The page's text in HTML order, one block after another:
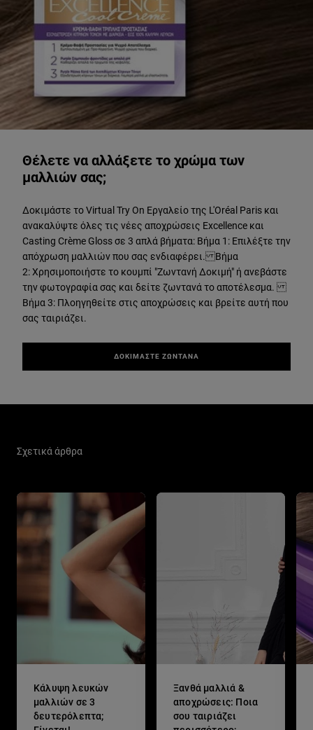
Θέλετε να αλλάξετε το χρώμα των
μαλλιών σας;
Δοκιμάστε το Virtual Try On Εργαλείο της L'Oréal Paris και
ανακαλύψτε όλες τις νέες αποχρώσεις Excellence και
Casting Crème Gloss σε 3 απλά βήματα: Βήμα 1: Επιλέξτε την
απόχρωση μαλλιών που σας ενδιαφέρει. Βήμα
2: Χρησιμοποιήστε το κουμπί "Ζωντανή Δοκιμή" ή ανεβάστε
την φωτογραφία σας και δείτε ζωντανά το αποτέλεσμα.
Βήμα 3: Πλοηγηθείτε στις αποχρώσεις και βρείτε αυτή που
σας ταιριάζει.
ΔΟΚΙΜΑΣΤΕ ΖΩΝΤΑΝΑ
Σχετικά άρθρα
Κάλυψη λευκών
μαλλιών σε 3
δευτερόλεπτα;
Ξανθά μαλλιά &
αποχρώσεις: Ποια
σου ταιριάζει